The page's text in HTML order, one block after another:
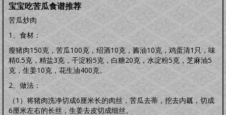
宝宝吃苦瓜食谱推荐
苦瓜炒肉
1、食材：
瘦猪肉150克，苦瓜100克，绍酒10克，酱油10克，鸡蛋清1只，味
精0.5克，精盐3克，干淀粉5克，白糖20克，水淀粉5克，芝麻油5
克，生姜10克，花生油400克。
2、做法：
（1）将猪肉洗净切成6厘米长的肉丝，苦瓜去蒂，挖去内瓤，切成
6厘米左右的长丝，生姜去皮切成细丝。